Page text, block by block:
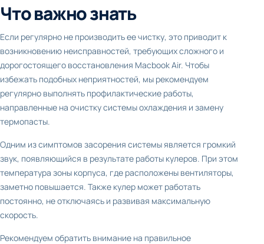
Что важно знать
Если регулярно не производить ее чистку, это приводит к
возникновению неисправностей, требующих сложного и
дорогостоящего восстановления Macbook Air. Чтобы
избежать подобных неприятностей, мы рекомендуем
регулярно выполнять профилактические работы,
направленные на очистку системы охлаждения и замену
термопасты.
Одним из симптомов засорения системы является громкий
звук, появляющийся в результате работы кулеров. При этом
температура зоны корпуса, где расположены вентиляторы,
заметно повышается. Также кулер может работать
постоянно, не отключаясь и развивая максимальную
скорость.
Рекомендуем обратить внимание на правильное